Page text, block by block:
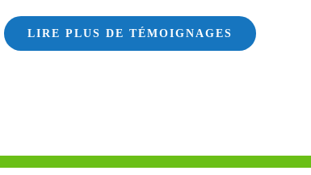
LIRE PLUS DE TÉMOIGNAGES